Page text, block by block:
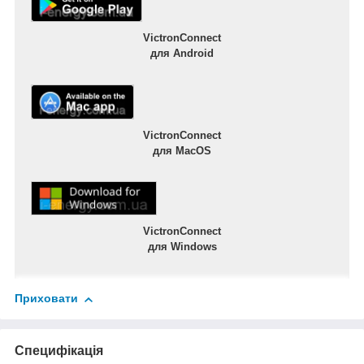
VictronConnect
для Android
VictronConnect
для MacOS
VictronConnect
для Windows
Приховати
Специфікація